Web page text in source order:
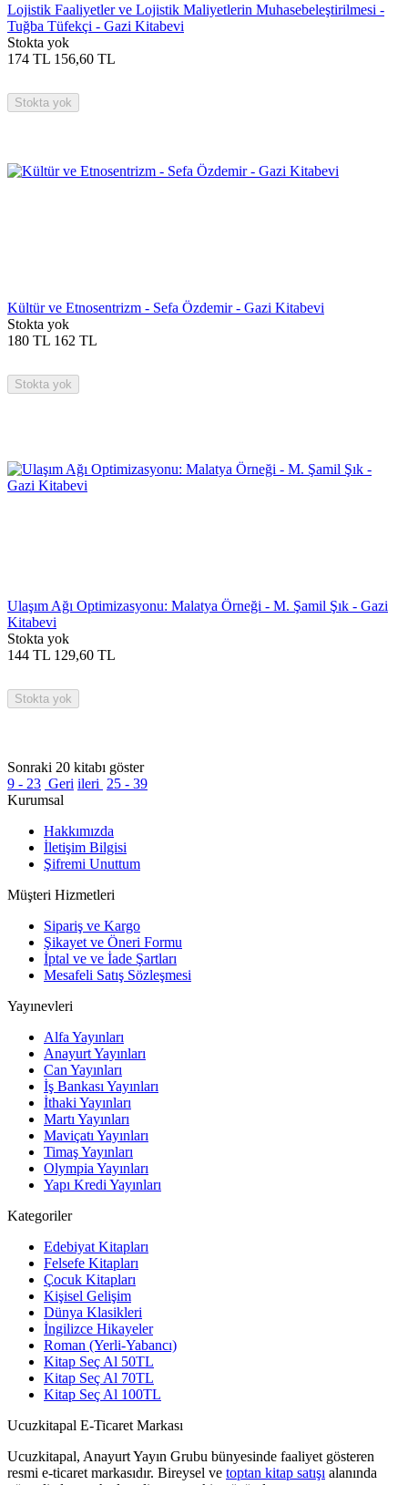
Lojistik Faaliyetler ve Lojistik Maliyetlerin Muhasebeleştirilmesi -
Tuğba Tüfekçi - Gazi Kitabevi
Stokta yok
174 TL 156,60 TL
Stokta yok
Kültür ve Etnosentrizm - Sefa Özdemir - Gazi Kitabevi
Stokta yok
180 TL 162 TL
Stokta yok
Ulaşım Ağı Optimizasyonu: Malatya Örneği - M. Şamil Şık - Gazi
Kitabevi
Stokta yok
144 TL 129,60 TL
Stokta yok
Sonraki 20 kitabı göster
9 - 23 Geri ileri 25 - 39
Kurumsal
Hakkımızda
İletişim Bilgisi
Şifremi Unuttum
Müşteri Hizmetleri
Sipariş ve Kargo
Şikayet ve Öneri Formu
İptal ve ve İade Şartları
Mesafeli Satış Sözleşmesi
Yayınevleri
Alfa Yayınları
Anayurt Yayınları
Can Yayınları
İş Bankası Yayınları
İthaki Yayınları
Martı Yayınları
Maviçatı Yayınları
Timaş Yayınları
Olympia Yayınları
Yapı Kredi Yayınları
Kategoriler
Edebiyat Kitapları
Felsefe Kitapları
Çocuk Kitapları
Kişisel Gelişim
Dünya Klasikleri
İngilizce Hikayeler
Roman (Yerli-Yabancı)
Kitap Seç Al 50TL
Kitap Seç Al 70TL
Kitap Seç Al 100TL
Ucuzkitapal E-Ticaret Markası
Ucuzkitapal, Anayurt Yayın Grubu bünyesinde faaliyet gösteren
resmi e-ticaret markasıdır. Bireysel ve toptan kitap satışı alanında